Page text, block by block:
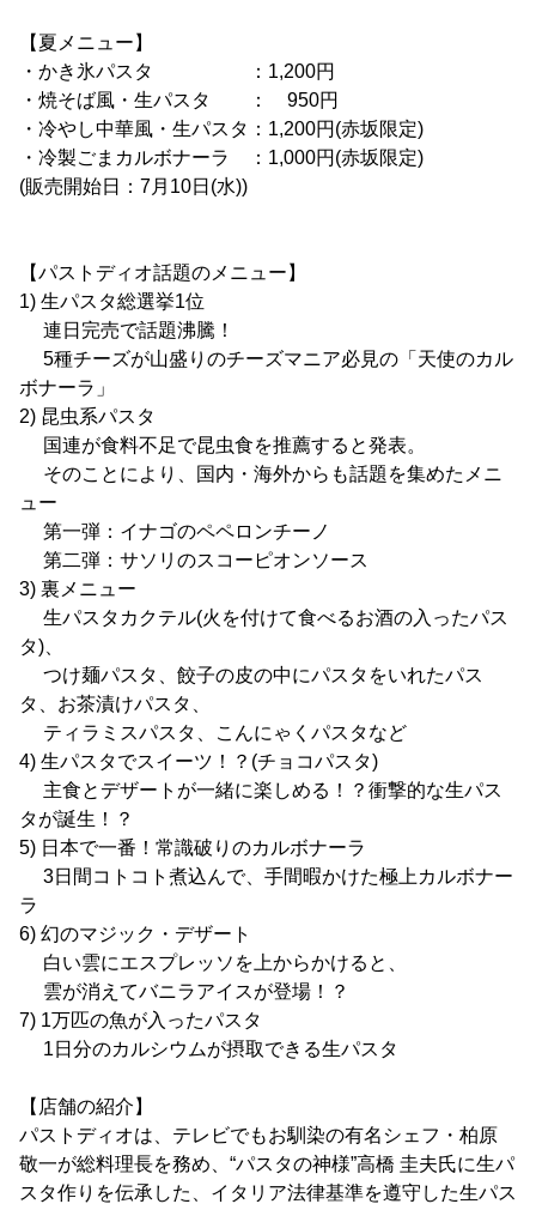
【夏メニュー】
・かき氷パスタ ：1,200円
・焼そば風・生パスタ ： 950円
・冷やし中華風・生パスタ：1,200円(赤坂限定)
・冷製ごまカルボナーラ ：1,000円(赤坂限定)
(販売開始日：7月10日(水))
【パストディオ話題のメニュー】
1) 生パスタ総選挙1位
連日完売で話題沸騰！
5種チーズが山盛りのチーズマニア必見の「天使のカル
ボナーラ」
2) 昆虫系パスタ
国連が食料不足で昆虫食を推薦すると発表。
そのことにより、国内・海外からも話題を集めたメニ
ュー
第一弾：イナゴのペペロンチーノ
第二弾：サソリのスコーピオンソース
3) 裏メニュー
生パスタカクテル(火を付けて食べるお酒の入ったパス
タ)、
つけ麺パスタ、餃子の皮の中にパスタをいれたパス
タ、お茶漬けパスタ、
ティラミスパスタ、こんにゃくパスタなど
4) 生パスタでスイーツ！？(チョコパスタ)
主食とデザートが一緒に楽しめる！？衝撃的な生パス
タが誕生！？
5) 日本で一番！常識破りのカルボナーラ
3日間コトコト煮込んで、手間暇かけた極上カルボナー
ラ
6) 幻のマジック・デザート
白い雲にエスプレッソを上からかけると、
雲が消えてバニラアイスが登場！？
7) 1万匹の魚が入ったパスタ
1日分のカルシウムが摂取できる生パスタ
【店舗の紹介】
パストディオは、テレビでもお馴染の有名シェフ・柏原
敬一が総料理長を務め、“パスタの神様”高橋 圭夫氏に生パ
スタ作りを伝承した、イタリア法律基準を遵守した生パス